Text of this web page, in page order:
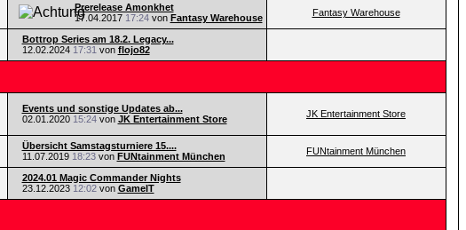
Prerelease Amonkhet
17.04.2017 17:24von Fantasy Warehouse Fantasy Warehouse
Bottrop Series am 18.2. Legacy...
12.02.2024 17:31 von flojo82
Events und sonstige Updates ab...
02.01.2020 15:24von JK Entertainment Store JK Entertainment Store
Übersicht Samstagsturniere 15....
11.07.2019 18:23von FUNtainment München FUNtainment München
2024.01 Magic Commander Nights
23.12.2023 12:02von GameIT